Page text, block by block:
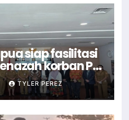
siap fasilitasi
korban PD
TYLER PEREZ